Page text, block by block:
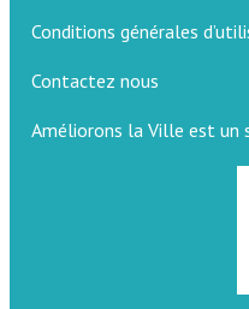
Conditions générales
Contactez nous
Améliorons la Ville est un